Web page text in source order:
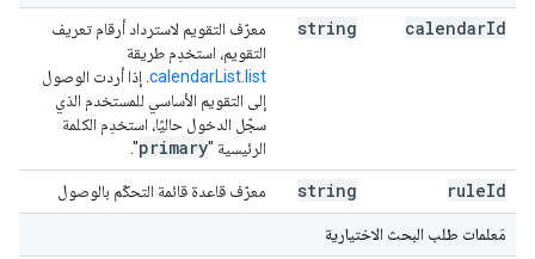
calendarId
string
معرّف التقويم لاسترداد أرقام تعريف
التقويم، استخدِم طريقة
calendarList.list . إذا أردت الوصول
إلى التقويم الأساسي للمستخدم الذي
سجّل الدخول حاليًا، استخدِم الكلمة
الرئيسية "primary
".
ruleId
string معرّف قاعدة قائمة التحكّم بالوصول
مَعلمات طلب البحث الاختيارية